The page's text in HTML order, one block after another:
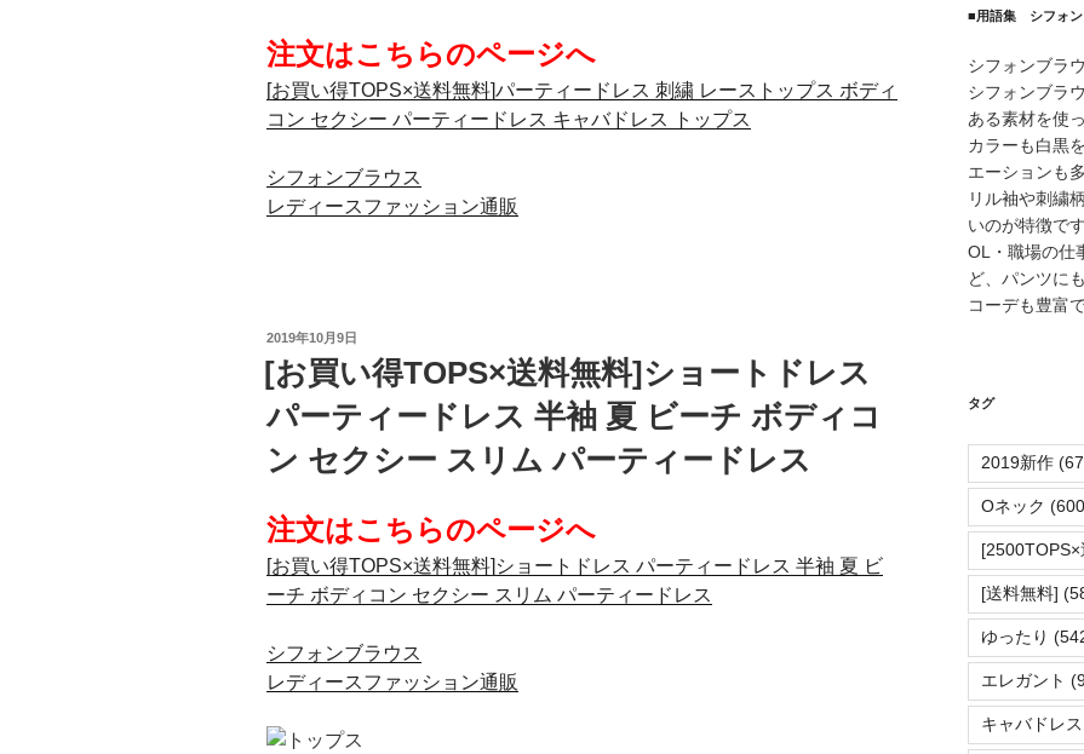
注文はこちらのページへ
[お買い得TOPS×送料無料]パーティードレス 刺繍 レーストップス ボディ
コン セクシー パーティードレス キャバドレス トップス
シフォンブラウス
レディースファッション通販
投
日:
2019年10月9日
[お買い得TOPS×送料無料]ショートドレス
パーティードレス 半袖 夏 ビーチ ボディコ
ン セクシー スリム パーティードレス
注文はこちらのページへ
[お買い得TOPS×送料無料]ショートドレス パーティードレス 半袖 夏 ビ
ーチ ボディコン セクシー スリム パーティードレス
シフォンブラウス
レディースファッション通販
■用語集 シフォン
シフォンブラ
シフォンブラ
ある素材を使
カラーも白黒
エーションも
リル袖や刺繍
いのが特徴です
OL・職場の仕
ど、パンツに
コーデも豊富で
タグ
2019新作
Oネック
[送料無料]
ゆったり
エレガント
キャバドレス